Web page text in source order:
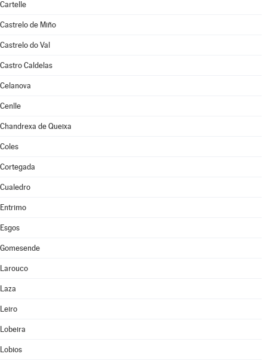
Cartelle
Castrelo de Miño
Castrelo do Val
Castro Caldelas
Celanova
Cenlle
Chandrexa de Queixa
Coles
Cortegada
Cualedro
Entrimo
Esgos
Gomesende
Larouco
Laza
Leiro
Lobeira
Lobios